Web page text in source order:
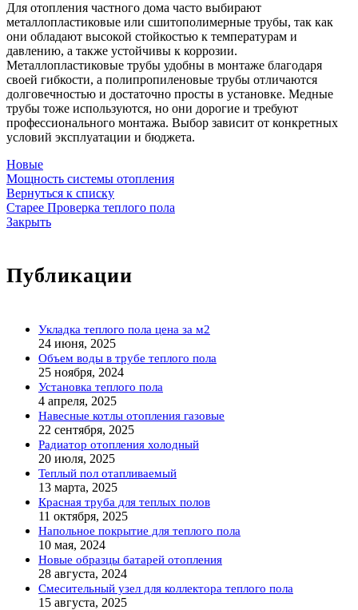
Для отопления частного дома часто выбирают
металлопластиковые или сшитополимерные трубы, так как
они обладают высокой стойкостью к температурам и
давлению, а также устойчивы к коррозии.
Металлопластиковые трубы удобны в монтаже благодаря
своей гибкости, а полипропиленовые трубы отличаются
долговечностью и достаточно просты в установке. Медные
трубы тоже используются, но они дорогие и требуют
профессионального монтажа. Выбор зависит от конкретных
условий эксплуатации и бюджета.
Новые
Мощность системы отопления
Вернуться к списку
Старее Проверка теплого пола
Закрыть
Публикации
Укладка теплого пола цена за м2
24 июня, 2025
Объем воды в трубе теплого пола
25 ноября, 2024
Установка теплого пола
4 апреля, 2025
Навесные котлы отопления газовые
22 сентября, 2025
Радиатор отопления холодный
20 июля, 2025
Теплый пол отапливаемый
13 марта, 2025
Красная труба для теплых полов
11 октября, 2025
Напольное покрытие для теплого пола
10 мая, 2024
Новые образцы батарей отопления
28 августа, 2024
Смесительный узел для коллектора теплого пола
15 августа, 2025